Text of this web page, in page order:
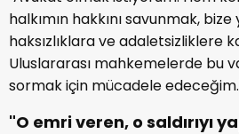
halkımın hakkını savunmak,
haksızlıklara ve adaletsizliklere
Uluslararası mahkemelerde bu
sormak için mücadele
"O emri veren, o saldırıyı